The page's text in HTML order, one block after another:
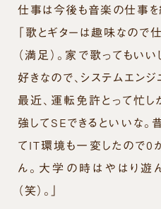
仕事は今後も音楽の仕事を
「歌とギターは趣味なので
（満足）。家で歌ってもい
好きなので、システムエンジ
最近、運転免許とって忙し
強してSEできるといいな。
てIT環境も一変したので0
ん。大学の時はやはり遊
（笑）。」